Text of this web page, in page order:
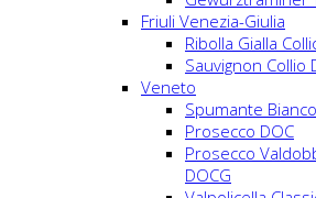
Friuli Venezia-Giulia
Ribolla Gialla
Sauvignon Collio
Veneto
Spumante
Prosecco DOC
Prosecco
DOCG